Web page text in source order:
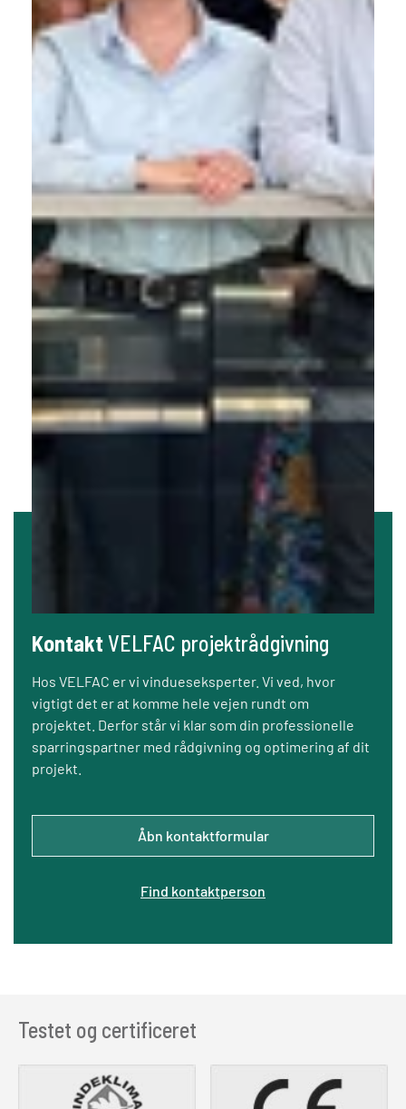
KontaktVELFAC projektrådgivning
Hos VELFAC er vi vindueseksperter. Vi ved, hvor
vigtigt det er at komme hele vejen rundt om
projektet. Derfor står vi klar som din professionelle
sparringspartner med rådgivning og optimering af dit
projekt.
Åbn kontaktformular
Find kontaktperson
Testet og certificeret